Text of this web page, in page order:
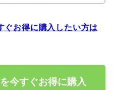
ぐお得に購入したい方は
今すぐお得に購入